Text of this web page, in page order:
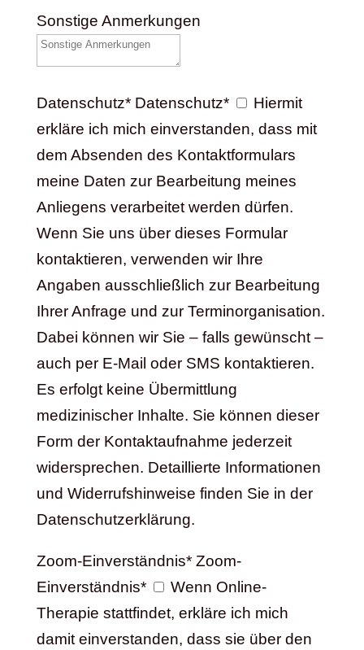
Sonstige Anmerkungen
Datenschutz* Datenschutz*
Hiermit
erkläre ich mich einverstanden, dass mit
dem Absenden des Kontaktformulars
meine Daten zur Bearbeitung meines
Anliegens verarbeitet werden dürfen.
Wenn Sie uns über dieses Formular
kontaktieren, verwenden wir Ihre
Angaben ausschließlich zur Bearbeitung
Ihrer Anfrage und zur Terminorganisation.
Dabei können wir Sie – falls gewünscht –
auch per E-Mail oder SMS kontaktieren.
Es erfolgt keine Übermittlung
medizinischer Inhalte. Sie können dieser
Form der Kontaktaufnahme jederzeit
widersprechen. Detaillierte Informationen
und Widerrufshinweise finden Sie in der
Datenschutzerklärung.
Zoom-Einverständnis* Zoom-
Einverständnis*
Wenn Online-
Therapie stattfindet, erkläre ich mich
damit einverstanden, dass sie über den